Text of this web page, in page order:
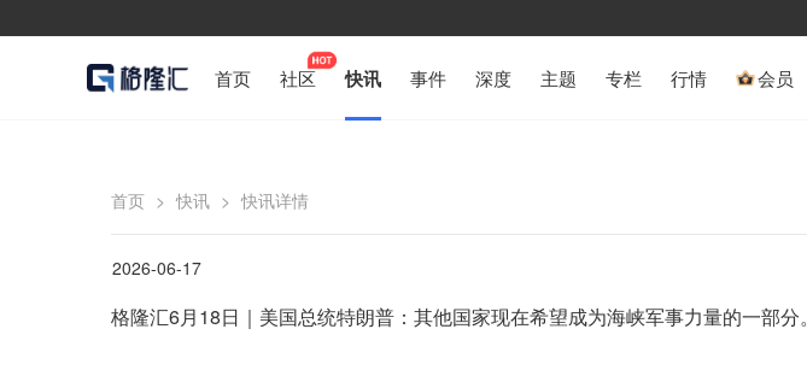
首页 社区 快讯 事件 深度 主题 专栏 行情 会员
首页 > 快讯 > 快讯详情
2026-06-17
格隆汇6月18日｜美国总统特朗普：其他国家现在希望成为海峡军事力量的一部分。